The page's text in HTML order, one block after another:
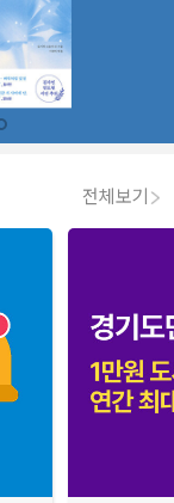
전체보기